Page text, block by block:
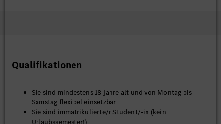
Qualifikationen
Sie sind mindestens 18 Jahre alt und von Montag bis
Samstag flexibel einsetzbar
Sie sind immatrikulierte/r Student/-in (kein
Urlaubssemester!)